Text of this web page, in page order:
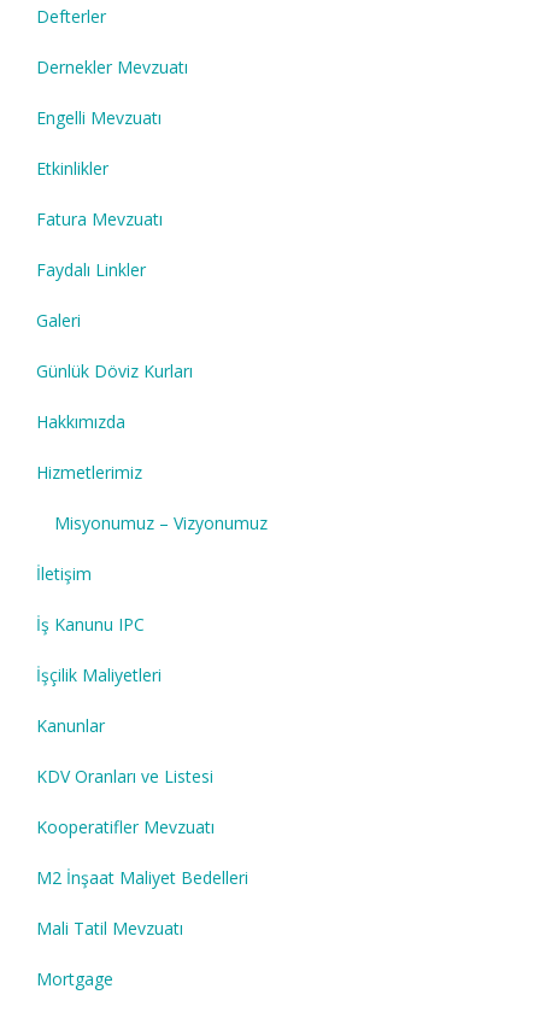
Defterler
Dernekler Mevzuatı
Engelli Mevzuatı
Etkinlikler
Fatura Mevzuatı
Faydalı Linkler
Galeri
Günlük Döviz Kurları
Hakkımızda
Hizmetlerimiz
Misyonumuz – Vizyonumuz
İletişim
İş Kanunu IPC
İşçilik Maliyetleri
Kanunlar
KDV Oranları ve Listesi
Kooperatifler Mevzuatı
M2 İnşaat Maliyet Bedelleri
Mali Tatil Mevzuatı
Mortgage